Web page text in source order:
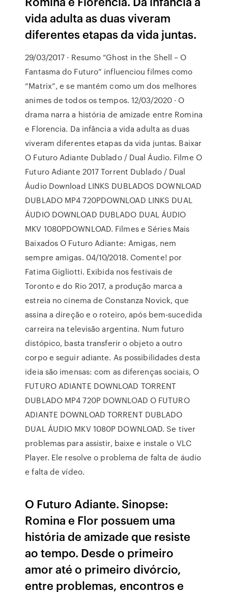
vida adulta as duas viveram
diferentes etapas da vida juntas.
29/03/2017 · Resumo “Ghost in the Shell – O
Fantasma do Futuro” influenciou filmes como
“Matrix”, e se mantém como um dos melhores
animes de todos os tempos. 12/03/2020 · O
drama narra a história de amizade entre Romina
e Florencia. Da infância a vida adulta as duas
viveram diferentes etapas da vida juntas. Baixar
O Futuro Adiante Dublado / Dual Áudio. Filme O
Futuro Adiante 2017 Torrent Dublado / Dual
Áudio Download LINKS DUBLADOS DOWNLOAD
DUBLADO MP4 720PDOWNLOAD LINKS DUAL
ÁUDIO DOWNLOAD DUBLADO DUAL ÁUDIO
MKV 1080PDOWNLOAD. Filmes e Séries Mais
Baixados O Futuro Adiante: Amigas, nem
sempre amigas. 04/10/2018. Comente! por
Fatima Gigliotti. Exibida nos festivais de
Toronto e do Rio 2017, a produção marca a
estreia no cinema de Constanza Novick, que
assina a direção e o roteiro, após bem-sucedida
carreira na televisão argentina. Num futuro
distópico, basta transferir o objeto a outro
corpo e seguir adiante. As possibilidades desta
ideia são imensas: com as diferenças sociais, O
FUTURO ADIANTE DOWNLOAD TORRENT
DUBLADO MP4 720P DOWNLOAD O FUTURO
ADIANTE DOWNLOAD TORRENT DUBLADO
DUAL ÁUDIO MKV 1080P DOWNLOAD. Se tiver
problemas para assistir, baixe e instale o VLC
Player. Ele resolve o problema de falta de áudio
e falta de vídeo.
O Futuro Adiante. Sinopse:
Romina e Flor possuem uma
história de amizade que resiste
ao tempo. Desde o primeiro
amor até o primeiro divórcio,
entre problemas, encontros e